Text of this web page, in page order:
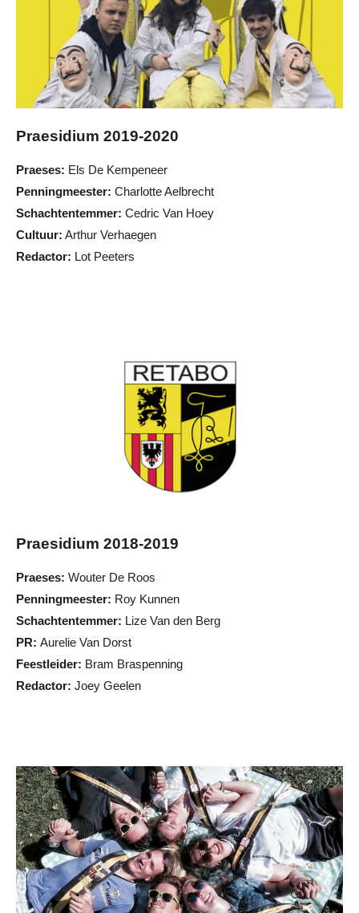
Praesidium 2019-2020
Praeses: Els De Kempeneer
Penningmeester: Charlotte Aelbrecht
Schachtentemmer: Cedric Van Hoey
Cultuur: Arthur Verhaegen
Redactor: Lot Peeters
Praesidium 2018-2019
Praeses: Wouter De Roos
Penningmeester: Roy Kunnen
Schachtentemmer: Lize Van den Berg
PR: Aurelie Van Dorst
Feestleider: Bram Braspenning
Redactor: Joey Geelen